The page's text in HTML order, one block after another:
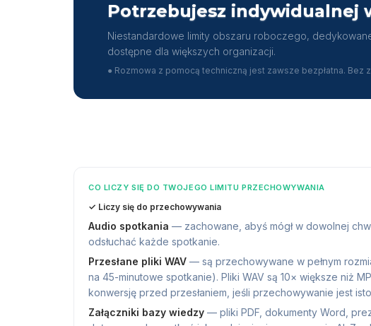
Potrzebujesz indywidualnej
Niestandardowe limity obszaru roboczego,
dostępne dla większych organizacji.
● Rozmowa z pomocą techniczną jest zawsze bezpłatna. Bez
CO LICZY SIĘ DO TWOJEGO LIMITU PRZECHOWYWANIA
✓ Liczy się do przechowywania
Audio spotkania — zachowane, abyś mógł w dowolnej
odsłuchać każde spotkanie.
Przesłane pliki WAV — są przechowywane w pełnym
na 45-minutowe spotkanie). Pliki WAV są 10× większe niż
konwersję przed przesłaniem, jeśli przechowywanie jest
Załączniki bazy wiedzy — pliki PDF, dokumenty Word,